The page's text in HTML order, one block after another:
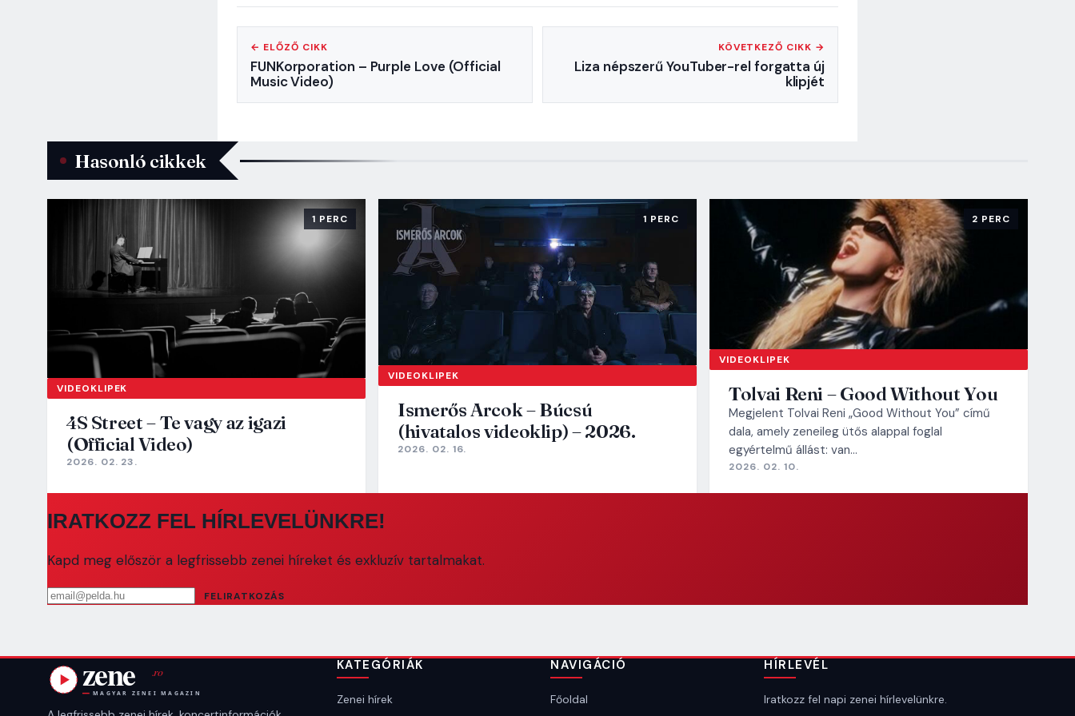
← ELŐZŐ CIKK
FUNKorporation – Purple Love (Official
Music Video)
KÖVETKEZŐ CIKK →
Liza népszerű YouTuber-rel forgatta új
klipjét
Hasonló cikkek
VIDEOKLIPEK
1 PERC
4S Street – Te vagy az igazi
(Official Video)
2026. 02. 23.
VIDEOKLIPEK
1 PERC
Ismerős Arcok – Búcsú
(hivatalos videoklip) – 2026.
2026. 02. 16.
VIDEOKLIPEK
2 PERC
Tolvai Reni – Good Without You
Megjelent Tolvai Reni „Good Without You” című
dala, amely zeneileg ütős alappal foglal
egyértelmű állást: van…
2026. 02. 10.
IRATKOZZ FEL HÍRLEVELÜNKRE!
Kapd meg először a legfrissebb zenei híreket és exkluzív tartalmakat.
Email cím
FELIRATKOZÁS
KATEGÓRIÁK
Zenei hírek
NAVIGÁCIÓ
Főoldal
HÍRLEVÉL
Iratkozz fel napi zenei hírlevelünkre.